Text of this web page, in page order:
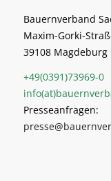
Bauernverband
Maxim-Gorki-
39108 Magdeburg
+49(0391)73969-0
Presseanfragen: